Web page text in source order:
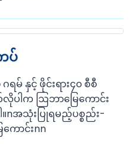
ပ်
မ် နှင့် ဖိုင်းရား၄၀ စီစီ
လိုပါက ဩဘာမြေကောင်း
အသုံးပြုရမည့်ပစ္စည်း-
ကောင်းnn